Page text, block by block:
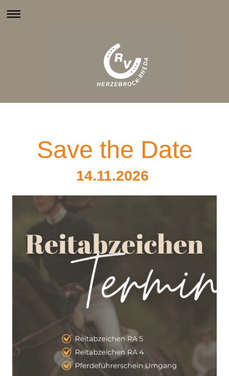
Save the Date
14.11.2026